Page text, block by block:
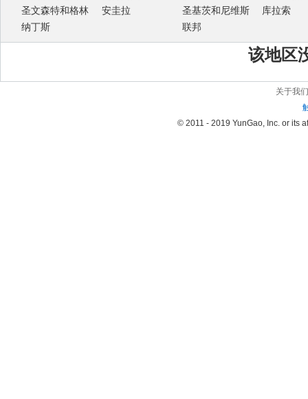
圣文森特和格林
纳丁斯
安圭拉
圣基茨和尼维斯
联邦
库拉索
该地区
关于我们
© 2011 - 2019 YunGao, Inc. or its